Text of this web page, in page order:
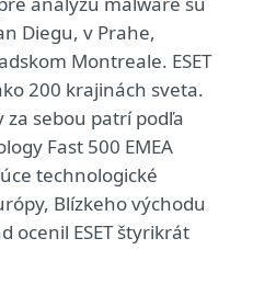
Diegu, v Prahe,
Montreale. ESET
200 krajinách sveta.
za sebou patrí podľa
Fast 500 EMEA
technologické
Blízkeho východu
ocenil ESET štyrikrát